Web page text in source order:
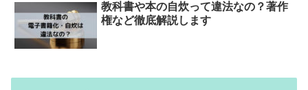
教科書や本の自炊って違法なの？著作
権など徹底解説します